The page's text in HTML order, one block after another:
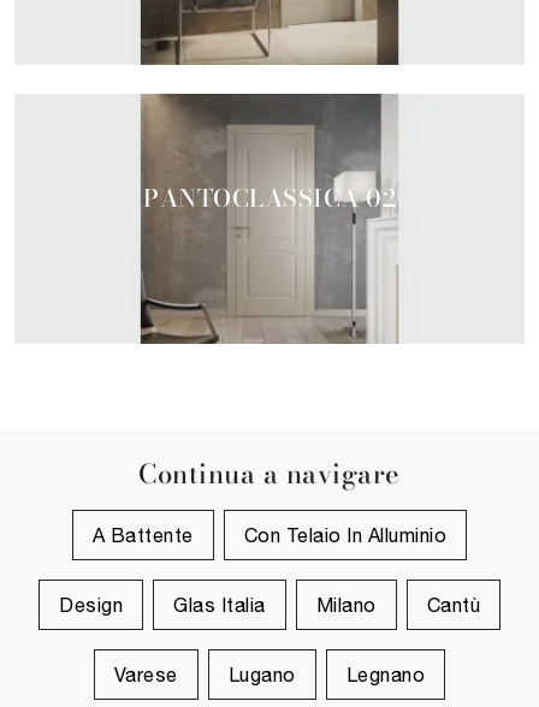
PANTOCLASSICA 02
Continua a navigare
A Battente Con Telaio In Alluminio
Design Glas Italia Milano Cantù
Varese Lugano Legnano